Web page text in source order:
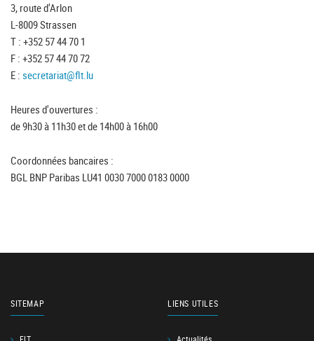
3, route d'Arlon
L-8009 Strassen
T : +352 57 44 70 1
F : +352 57 44 70 72
E : secretariat@flt.lu
Heures d'ouvertures :
de 9h30 à 11h30 et de 14h00 à 16h00
Coordonnées bancaires :
BGL BNP Paribas LU41 0030 7000 0183 0000
SITEMAP
FLT
LIENS UTILES
Actualités